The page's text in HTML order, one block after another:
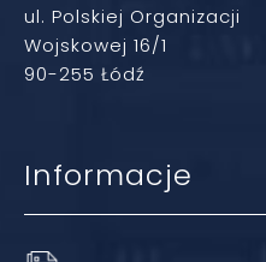
ul. Polskiej Organizacji
Wojskowej 16/1
90-255 Łódź
Informacje